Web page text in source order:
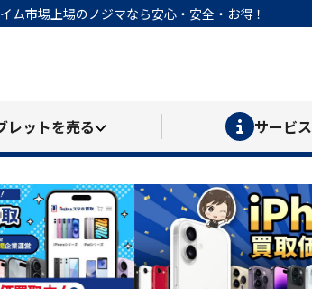
市場上場のノジマなら安心・安全・お得！
レットを売る サービス